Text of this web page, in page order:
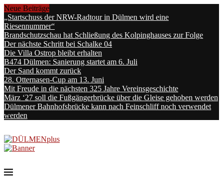
Neue Beiträge
„Startschuss der NRW-Radtour in Dülmen wird eine
Riesennummer“
Brandschutzschau hat Schließung des Kolpinghauses zur Folge
Der nächste Schritt bei Schalke 04
Die Villa Ostrop bleibt erhalten
B474 Dülmen: Sanierung startet am 6. Juli
Der Sand kommt zurück
28. Otternasen-Cup am 13. Juni
Mit Freude in die nächsten 325 Jahre Vereinsgeschichte
März ‘27 soll die Fußgängerbrücke über die Gleise gehoben werden
Dülmener Bahnhofsbrücke kann nach Feinschliff noch verwendet
werden